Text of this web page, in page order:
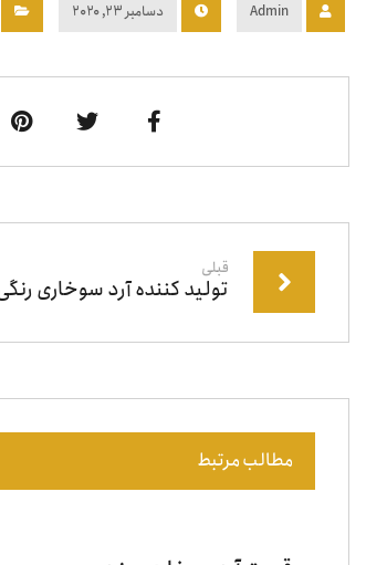
Admin دسامبر ۲۳, ۲۰۲۰
قبلی
تولید کننده آرد سوخاری
مطالب مرتبط